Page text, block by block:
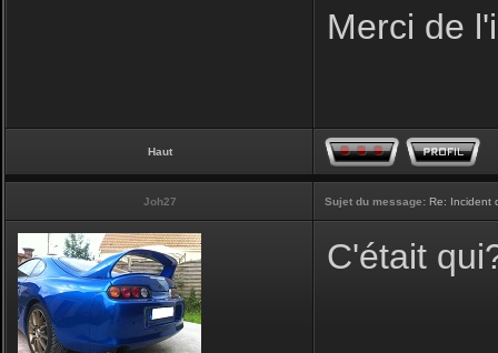
Merci de
Haut
Joh27 Sujet du message: Re: Incident
C'était